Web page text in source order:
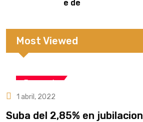
e de
o
Most Viewed
Economía
1 abril, 2022
Suba del 2,85% en